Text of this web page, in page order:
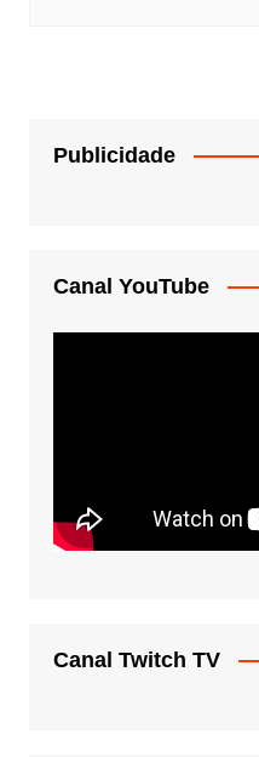
Publicidade
Canal YouTube
Canal Twitch TV